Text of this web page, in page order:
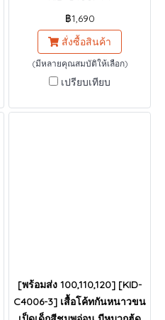
฿1,690
สั่งซื้อสินค้า
(มีหลายคุณสมบัติให้เลือก)
เปรียบเทียบ
[พร้อมส่ง 100,110,120] [KID-
C4006-3] เสื้อโค้ทกันหนาวขน